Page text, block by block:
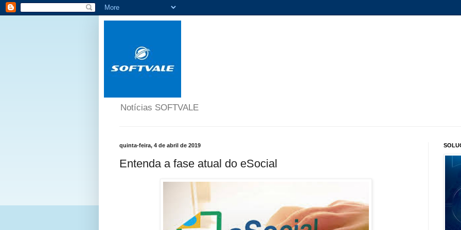
Notícias SOFTVALE
quinta-feira, 4 de abril de 2019
Entenda a fase atual do eSocial